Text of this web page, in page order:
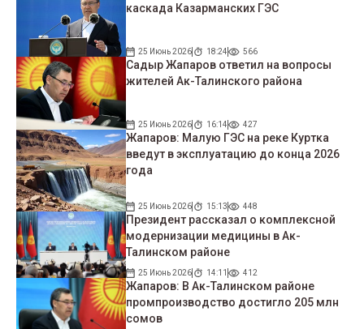
каскада Казарманских ГЭС
25 Июнь 2026 18:24 566
Садыр Жапаров ответил на вопросы
жителей Ак-Талинского района
25 Июнь 2026 16:14 427
Жапаров: Малую ГЭС на реке Куртка
введут в эксплуатацию до конца 2026
года
25 Июнь 2026 15:13 448
Президент рассказал о комплексной
модернизации медицины в Ак-
Талинском районе
25 Июнь 2026 14:11 412
Жапаров: В Ак-Талинском районе
промпроизводство достигло 205 млн
сомов